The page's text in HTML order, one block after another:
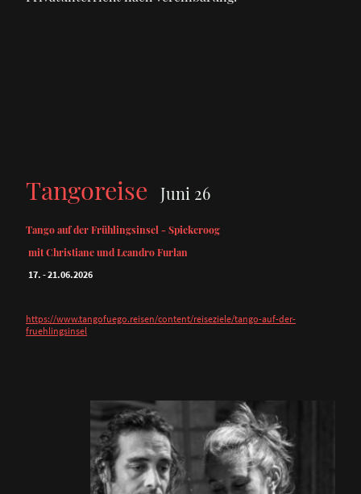
Tangoreise Juni 26
Tango auf der Frühlingsinsel - Spiekeroog
mit Christiane und Leandro Furlan
17. - 21.06.2026
https://www.tangofuego.reisen/content/reiseziele/tango-auf-der-
fruehlingsinsel